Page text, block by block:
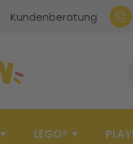
Kundenberatung
LEGO®